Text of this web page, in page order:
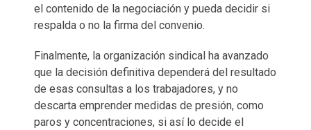
el contenido de la negociación y pueda decidir si
respalda o no la firma del convenio.
Finalmente, la organización sindical ha avanzado
que la decisión definitiva dependerá del resultado
de esas consultas a los trabajadores, y no
descarta emprender medidas de presión, como
paros y concentraciones, si así lo decide el